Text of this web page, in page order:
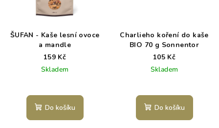
ŠUFAN - Kaše lesní ovoce
a mandle
159 Kč
Skladem
Do košíku
Charlieho koření do kaše
BIO 70 g Sonnentor
105 Kč
Skladem
Do košíku